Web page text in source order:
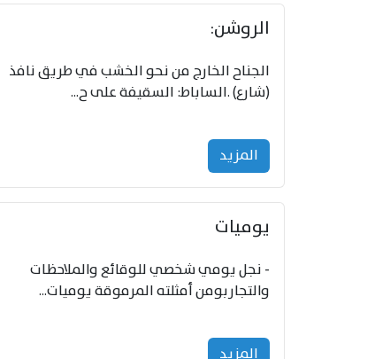
الروشن:
الجناح الخارج من نحو الخشب في طريق نافذ
(شارع) .الساباط: السقيفة على ح...
المزید
‏يوميات
- نجل يومي شخصي للوقائع والملاحظات
والتجاربومن أمثلته المرموقة يوميات...
المزید